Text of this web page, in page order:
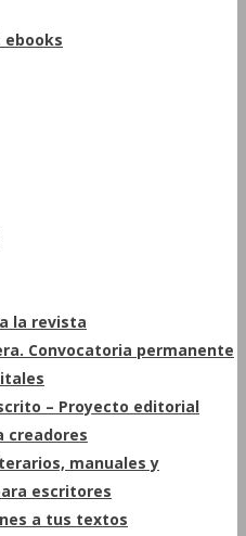
la revista
Convocatoria permanente
– Proyecto editorial
creadores
manuales y
escritores
a tus textos